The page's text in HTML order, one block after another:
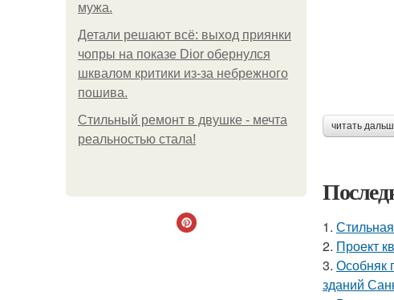
мужа.
Детали решают всё: выход приянки
чопры на показе Dior обернулся
шквалом критики из-за небрежного
пошива.
Стильный ремонт в двушке - мечта
реальностью стала!
читать
1.
2. Проект
3. Особняк
зданий